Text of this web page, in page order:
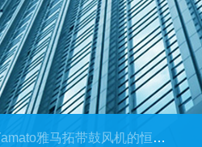
雅马拓带鼓风机的恒温培养箱